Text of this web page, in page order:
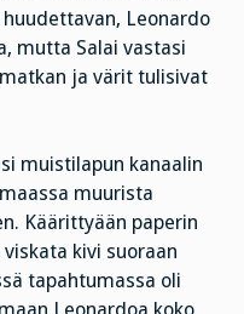
Leonardo
mutta Salai vastasi
ja värit tulisivat
muistilapun kanaalin
muurista
Käärittyään paperin
kivi suoraan
tapahtumassa oli